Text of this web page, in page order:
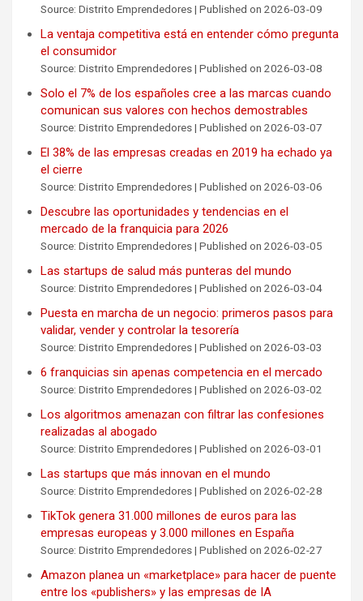
Source: Distrito Emprendedores Published on 2026-03-09
La ventaja competitiva está en entender cómo pregunta
el consumidor
Source: Distrito Emprendedores Published on 2026-03-08
Solo el 7% de los españoles cree a las marcas cuando
comunican sus valores con hechos demostrables
Source: Distrito Emprendedores Published on 2026-03-07
El 38% de las empresas creadas en 2019 ha echado ya
el cierre
Source: Distrito Emprendedores Published on 2026-03-06
Descubre las oportunidades y tendencias en el
mercado de la franquicia para 2026
Source: Distrito Emprendedores Published on 2026-03-05
Las startups de salud más punteras del mundo
Source: Distrito Emprendedores Published on 2026-03-04
Puesta en marcha de un negocio: primeros pasos para
validar, vender y controlar la tesorería
Source: Distrito Emprendedores Published on 2026-03-03
6 franquicias sin apenas competencia en el mercado
Source: Distrito Emprendedores Published on 2026-03-02
Los algoritmos amenazan con filtrar las confesiones
realizadas al abogado
Source: Distrito Emprendedores Published on 2026-03-01
Las startups que más innovan en el mundo
Source: Distrito Emprendedores Published on 2026-02-28
TikTok genera 31.000 millones de euros para las
empresas europeas y 3.000 millones en España
Source: Distrito Emprendedores Published on 2026-02-27
Amazon planea un «marketplace» para hacer de puente
entre los «publishers» y las empresas de IA